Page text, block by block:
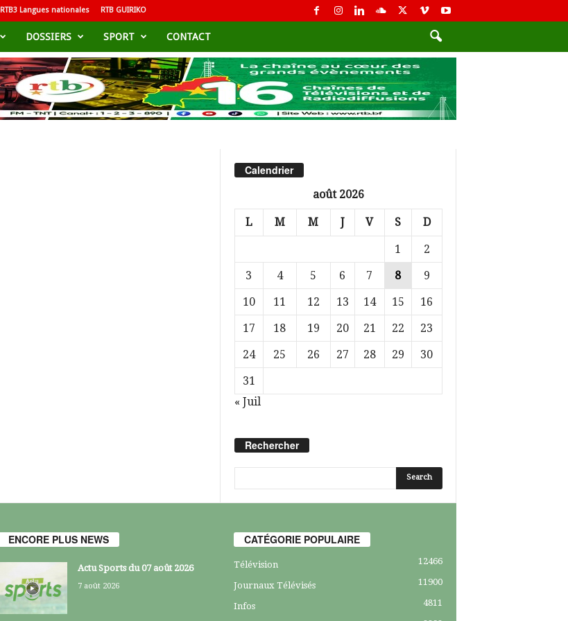
RTB3 Langues nationales RTB GUIRIKO
DOSSIERS SPORT CONTACT
Calendrier
août 2026
L M M J V S D
1
2
3
4 5 6 7 8
9
10
11 12 13 14 15
16
17
18 19 20 21 22
23
24
25 26 27 28 29
30
31
« Juil
Rechercher
ENCORE PLUS NEWS
Actu Sports du 07 août 2026
7 août 2026
CATÉGORIE POPULAIRE
Télévision 12466
Journaux Télévisés 11900
Infos
4811